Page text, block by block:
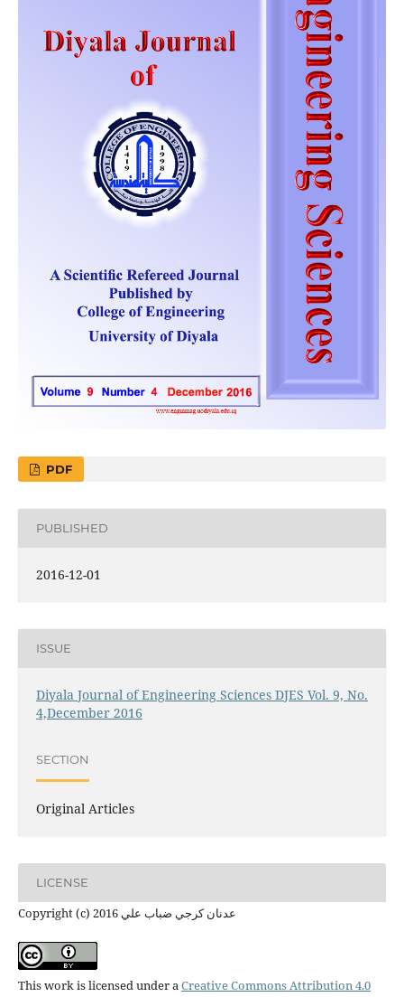
PDF
PUBLISHED
2016-12-01
ISSUE
Diyala Journal of Engineering Sciences DJES Vol. 9, No.
4,December 2016
SECTION
Original Articles
LICENSE
Copyright (c) 2016 عدنان كرجي ضباب علي
This work is licensed under aCreative Commons Attribution 4.0